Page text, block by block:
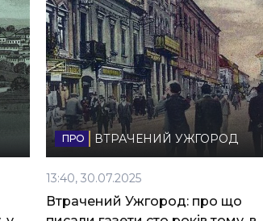
ВТРАЧЕНИЙ УЖГОРОД
13:40, 30.07.2025
Втрачений Ужгород: про що